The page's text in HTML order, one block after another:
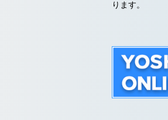
ります。